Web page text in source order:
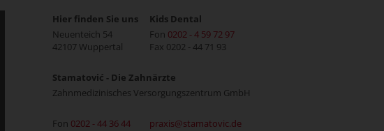
Hier finden Sie uns
Kids Dental
Neuenteich 54
42107 Wuppertal
Fon 0202 - 4 59 72 97
Fax 0202 - 44 71 93
Stamatović - Die Zahnärzte
Zahnmedizinisches Versorgungszentrum GmbH
Fon 0202 - 44 36 44
praxis@stamatovic.de